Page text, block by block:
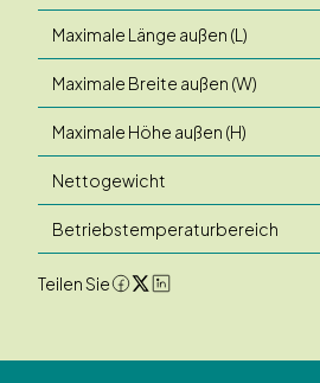
Maximale Länge außen (L)
Maximale Breite außen (W)
Maximale Höhe außen (H)
Nettogewicht
Betriebstemperaturbereich
Teilen Sie